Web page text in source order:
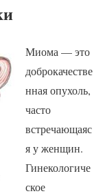
Миома — это
доброкачестве
нная опухоль,
часто
встречающаяс
я у женщин.
Гинекологиче
ское